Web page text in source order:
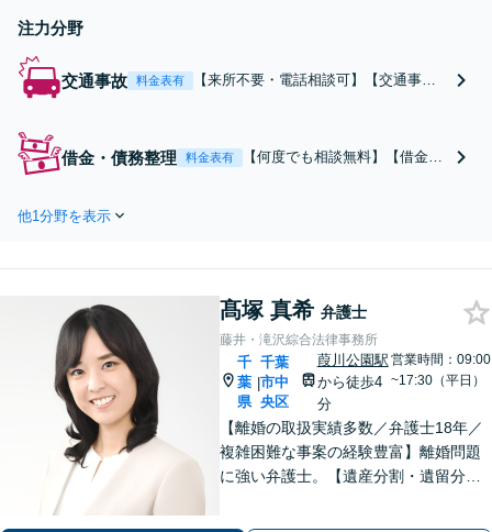
注力分野
交通事故 料金表有
【来所不要・電話相談可】【交通事
談から後遺障害申請、示談交渉までさ
せていただくことができます。交通事
借金・債務整理 料金表有
【何度でも相談無料】【借金問
を下げることも大事だと考え、
可能な限り安くすることにこだ
わります。
他1分野を表示
髙塚 真希 弁護士
藤井・滝沢綜合法律事務所
千
葉
県
|
千葉
市中
央区
葭川公園駅
から徒歩4
分
営業時間：09:00
~17:30（平日）
【離婚の取扱実績多数／弁護士18年／
複雑困難な事案の経験豊富】離婚問題
に強い弁護士。【遺産分割・遺留分・